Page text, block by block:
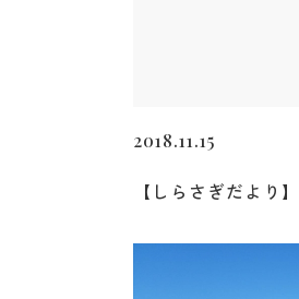
2018.11.15
【しらさぎだより